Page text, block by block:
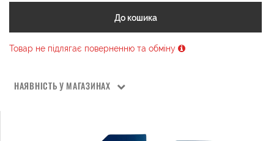
До кошика
Товар не підлягає поверненню та обміну
НАЯВНІСТЬ У МАГАЗИНАХ